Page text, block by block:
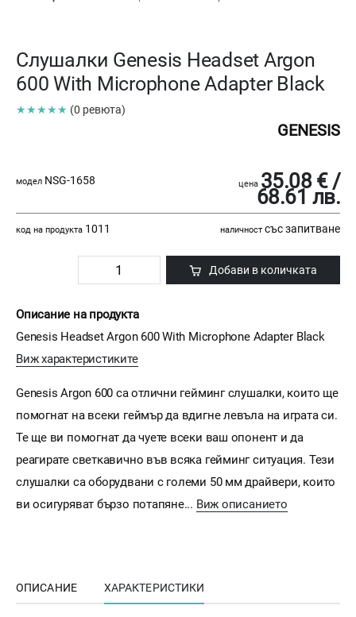
Слушалки Genesis Headset Argon
600 With Microphone Adapter Black
★★★★★ (0 ревюта)
GENESIS
модел NSG-1658 цена 35.08 € /
68.61 лв.
код на продукта 1011 наличност със запитване
Добави в количката
Описание на продукта
Genesis Headset Argon 600 With Microphone Adapter Black
Виж характеристиките
Genesis Argon 600 са отлични гейминг слушалки, които ще
помогнат на всеки геймър да вдигне левъла на играта си.
Те ще ви помогнат да чуете всеки ваш опонент и да
реагирате светкавично във всяка гейминг ситуация. Тези
слушалки са оборудвани с големи 50 мм драйвери, които
ви осигуряват бързо потапяне... Виж описанието
ОПИСАНИЕ ХАРАКТЕРИСТИКИ